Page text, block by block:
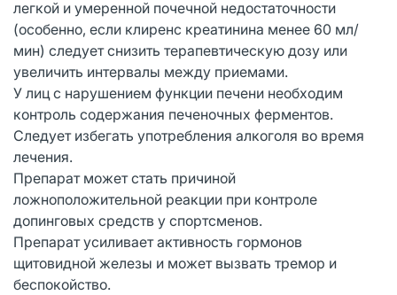
легкой и умеренной почечной недостаточности
(особенно, если клиренс креатинина менее 60 мл/
мин) следует снизить терапевтическую дозу или
увеличить интервалы между приемами.
У лиц с нарушением функции печени необходим
контроль содержания печеночных ферментов.
Следует избегать употребления алкоголя во время
лечения.
Препарат может стать причиной
ложноположительной реакции при контроле
допинговых средств у спортсменов.
Препарат усиливает активность гормонов
щитовидной железы и может вызвать тремор и
беспокойство.